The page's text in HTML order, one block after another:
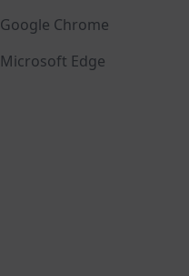
Google Chrome
Microsoft Edge